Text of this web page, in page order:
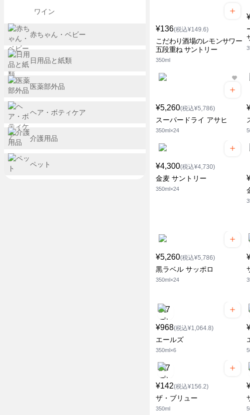
¥136(税込¥149.6)
こだわり酒場のレモンサワー
五段重ね サントリー
350ml
¥5,260(税込¥5,786)
スーパードライ アサヒ
350ml×24
¥4,300(税込¥4,730)
金麦 サントリー
350ml×24
¥5,260(税込¥5,786)
黒ラベル サッポロ
350ml×24
¥968(税込¥1,064.8)
エールズ
350ml×6
¥142(税込¥156.2)
ザ・ブリュー
350ml
ワイン
赤ちゃん・ベビー
日用品と紙類
医薬部外品
ヘア・ボティケア
介護用品
ペット